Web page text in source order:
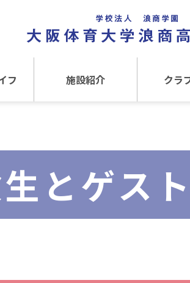
フ 施設紹介 クラ
文化
とゲス